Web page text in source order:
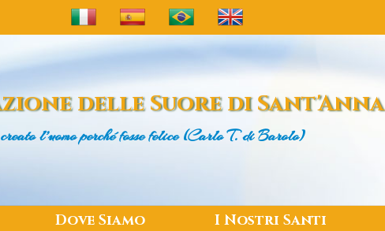
delleSuore di Sant'Anna
l’uomoperché fosse felice (Carlo T. di Barolo)
Dove Siamo I Nostri Santi